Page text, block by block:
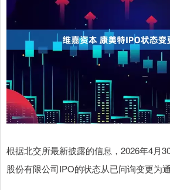
根据北交所最新披露的信息，2026年4月
股份有限公司IPO的状态从已问询变更为通